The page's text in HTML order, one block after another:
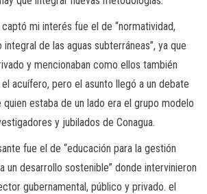
mi interés fue el de “normatividad,
de las aguas subterráneas”, ya que
y mencionaban como ellos también
acuífero, pero el asunto llegó a un debate
estaba de un lado era el grupo modelo
y jubilados de Conagua.
fue el de “educación para la gestión
un desarrollo sostenible” donde intervinieron
gubernamental, público y privado. el